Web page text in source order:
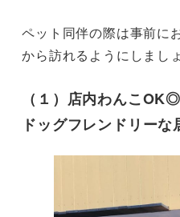
ペット同伴の際は事前に
から訪れるようにしまし
（１）店内わんこ
ドッグフレンドリー